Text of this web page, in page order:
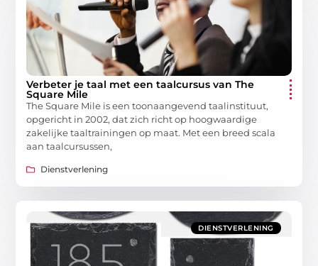
Verbeter je taal met een taalcursus van The
Square Mile
The Square Mile is een toonaangevend taalinstituut,
opgericht in 2002, dat zich richt op hoogwaardige
zakelijke taaltrainingen op maat. Met een breed scala
aan taalcursussen,
Dienstverlening
DIENSTVERLENING